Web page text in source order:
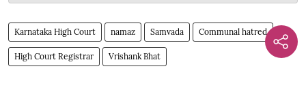
Karnataka High Court namaz Samvada Communal hatred
High Court Registrar Vrishank Bhat